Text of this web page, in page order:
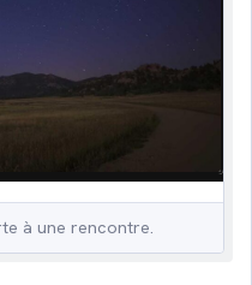
à une rencontre.